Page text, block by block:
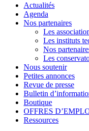
Actualités
Agenda
Nos partenaires
Les
Les instituts
Nos
Les
Nous soutenir
Petites annonces
Revue de presse
Bulletin
Boutique
OFFRES
Ressources